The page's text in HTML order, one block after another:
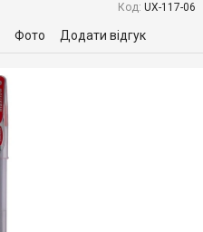
Код: UX-117-06
Фото Додати відгук